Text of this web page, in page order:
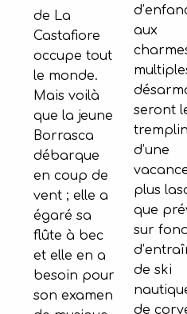
de La
Castafiore
occupe tout
le monde.
Mais voilà
que la jeune
Borrasca
débarque
en coup de
vent ; elle a
égaré sa
flûte à bec
et elle en a
besoin pour
son examen
aux
seront
tremplin
d’une
plus
que
sur
de ski
de